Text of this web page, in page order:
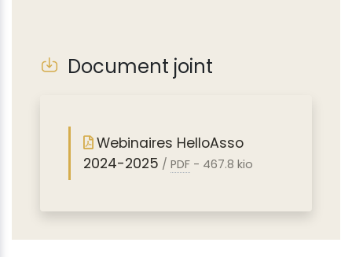
Document joint
Webinaires HelloAsso
2024-2025 / PDF - 467.8 kio